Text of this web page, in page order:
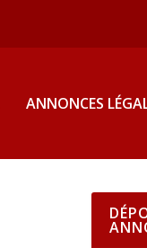
ANNONCES